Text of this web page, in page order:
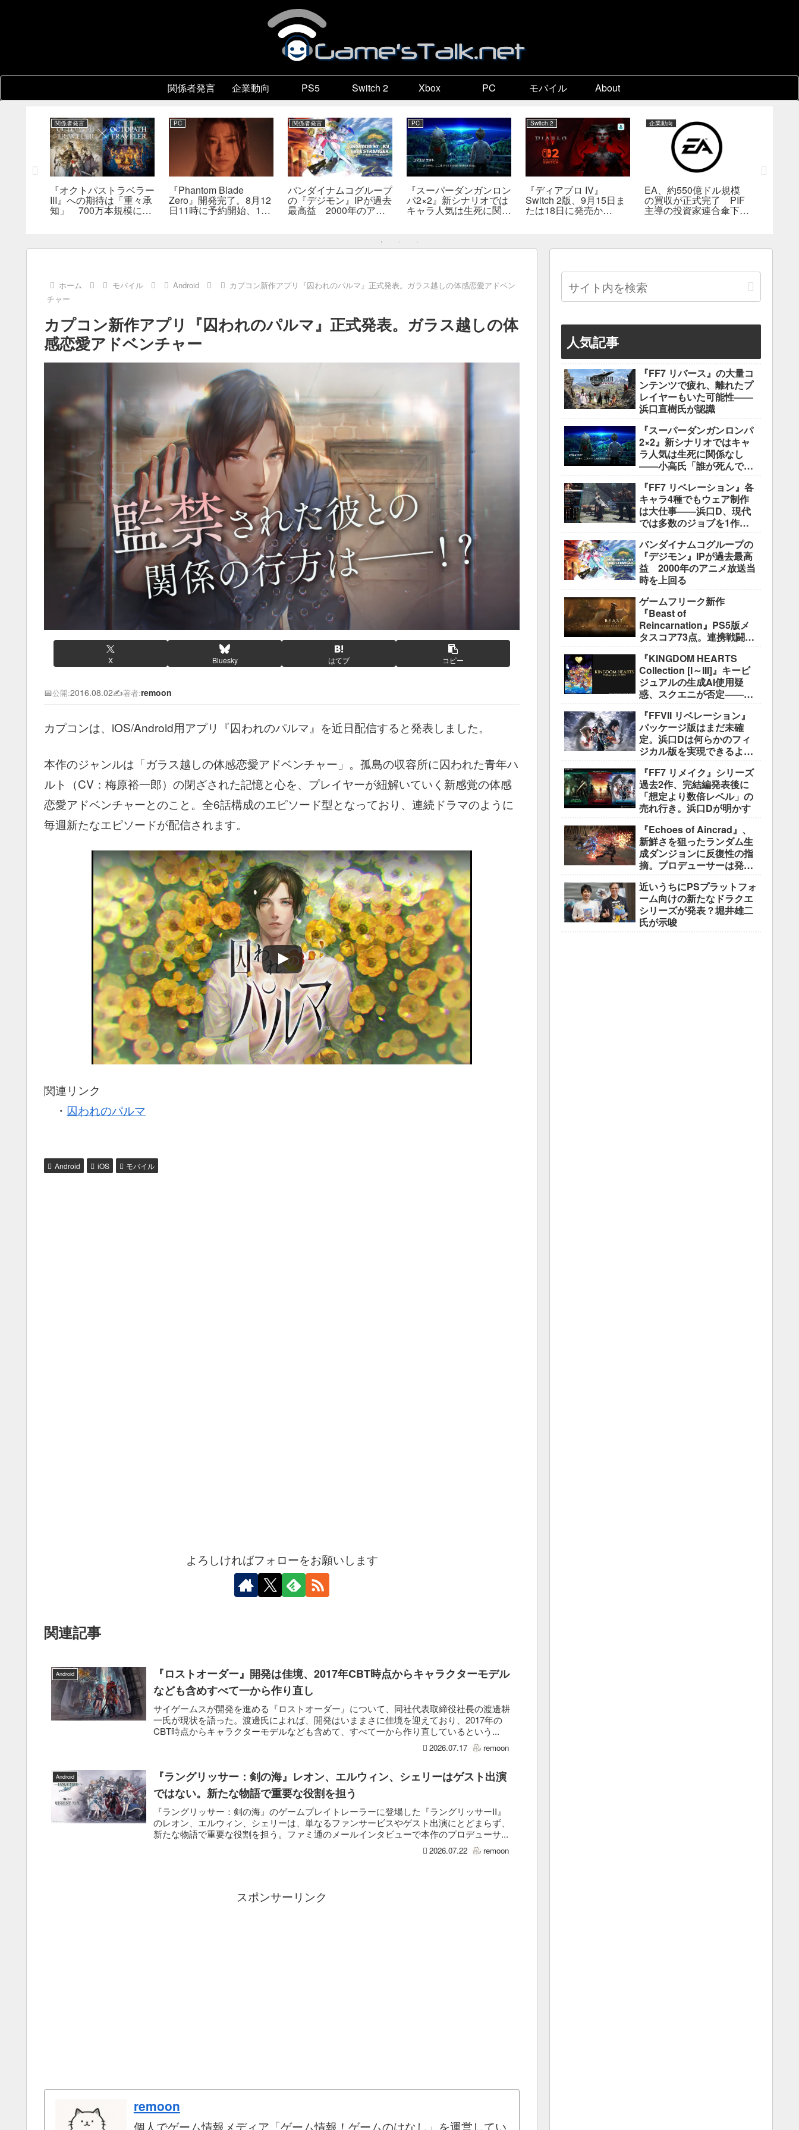
関係者発言 企業動向 PS5 Switch 2 Xbox PC モバイル About
関係者発言
『オクトパストラベラー
III』への期待は「重々承
知」 700万本規模に成
PC
『Phantom Blade
Zero』開発完了。8月12
日11時に予約開始、11
関係者発言
バンダイナムコグループ
の『デジモン』IPが過去
最高益 2000年のアニ
PC
『スーパーダンガンロン
パ2×2』新シナリオでは
キャラ人気は生死に関係
らないで」
Switch 2
『ディアブロ IV』
Switch 2版、9月15日ま
たは18日に発売か
企業動向
EA、約550億ドル規模
の買収が正式完了 PIF
主導の投資家連合傘下で
満
ホーム モバイル Android
カプコン新作アプリ『囚われのパルマ』正式発表。ガラス越しの体感恋愛アドベン
チャー
カプコン新作アプリ『囚われのパルマ』正式発表。ガラス越しの体
感恋愛アドベンチャー
X Bluesky はてブ コピー
📅公開:2016.08.02✍️著者:remoon
カプコンは、iOS/Android用アプリ『囚われのパルマ』を近日配信すると発表しました。
本作のジャンルは「ガラス越しの体感恋愛アドベンチャー」。孤島の収容所に囚われた青年ハ
ルト（CV：梅原裕一郎）の閉ざされた記憶と心を、プレイヤーが紐解いていく新感覚の体感
恋愛アドベンチャーとのこと。全6話構成のエピソード型となっており、連続ドラマのように
毎週新たなエピソードが配信されます。
関連リンク
・ 囚われのパルマ
Android iOS モバイル
よろしければフォローをお願いします
関連記事
Android
『ロストオーダー』開発は佳境、2017年CBT時点からキャラクターモデル
なども含めすべて一から作り直し
サイゲームスが開発を進める『ロストオーダー』について、同社代表取締役社長の渡邊耕
一氏が現状を語った。渡邊氏によれば、開発はいままさに佳境を迎えており、2017年の
CBT時点からキャラクターモデルなども含めて、すべて一から作り直しているという...
2026.07.17 remoon
Android
『ラングリッサー：剣の海』レオン、エルウィン、シェリーはゲスト出演
ではない。新たな物語で重要な役割を担う
『ラングリッサー：剣の海』のゲームプレイトレーラーに登場した『ラングリッサーII』
のレオン、エルウィン、シェリーは、単なるファンサービスやゲスト出演にとどまらず、
新たな物語で重要な役割を担う。ファミ通のメールインタビューで本作のプロデューサ...
2026.07.22 remoon
スポンサーリンク
remoon
個人でゲーム情報メディア「ゲーム情報！ゲームのはなし」を運営してい
人気記事
『FF7 リバース』の大量コ
ンテンツで疲れ、離れたプ
レイヤーもいた可能性――
浜口直樹氏が認識
『スーパーダンガンロンパ
2×2』新シナリオではキャ
ラ人気は生死に関係なし
――小高氏「誰が死んでも
で」
『FF7 リベレーション』各
キャラ4種でもウェア制作
は大仕事――浜口D、現代
では多数のジョブを1作に
説明
バンダイナムコグループの
『デジモン』IPが過去最高
益 2000年のアニメ放送当
時を上回る
ゲームフリーク新作
『Beast of
Reincarnation』PS5版メ
タスコア73点。連携戦闘は
き”には不満
『KINGDOM HEARTS
Collection [I～III]』キービ
ジュアルの生成AI使用疑
惑、スクエニが否定――不
ス」
『FFVII リベレーション』
パッケージ版はまだ未確
定。浜口Dは何らかのフィ
ジカル版を実現できるよう
『FF7 リメイク』シリーズ
過去2作、完結編発表後に
「想定より数倍レベル」の
売れ行き。浜口Dが明かす
『Echoes of Aincrad』、
新鮮さを狙ったランダム生
成ダンジョンに反復性の指
摘。プロデューサーは発売
近いうちにPSプラットフォ
ーム向けの新たなドラクエ
シリーズが発表？堀井雄二
氏が示唆